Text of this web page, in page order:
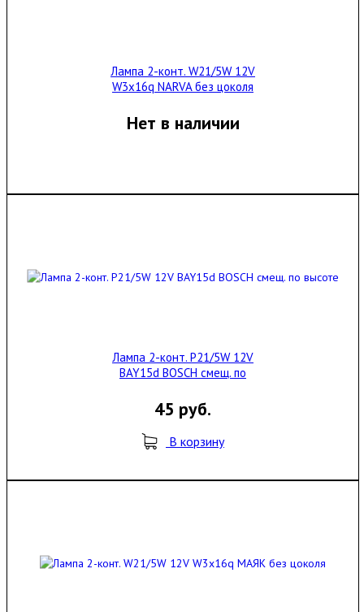
Лампа 2-конт. W21/5W 12V
W3x16q NARVA без цоколя
Нет в наличии
Лампа 2-конт. P21/5W 12V
BAY15d BOSCH смещ. по
45 руб.
В корзину